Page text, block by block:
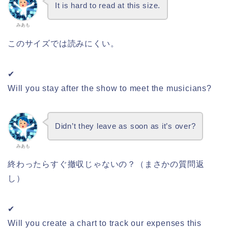
みあも
It is hard to read at this size.
このサイズでは読みにくい。
✔
Will you stay after the show to meet the musicians?
みあも
Didn’t they leave as soon as it’s over?
終わったらすぐ撤収じゃないの？（まさかの質問返
し）
✔
Will you create a chart to track our expenses this